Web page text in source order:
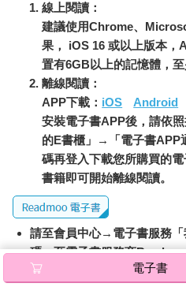
要不要把自己的重擔放在他人肩
問題。然而所有的父母在某種程
可以用捐贈的超人精子和傑出女
還是選擇自己生育。雖然愚笨會
是毅然決然生下了不聰明的孩子
邊緣化，但病態肥胖的父母卻還
母所生的孩子可能得設法面對長
這也沒阻止窮人生子。從收到產
意篩選生出與眾不同的孩子，兩
磯時報》指出：「特意生出有基
區，但對於某些身心障礙父母，
代表生下和自己一樣的孩子。」
年，有人調查了全美將近二百間
所承認曾運用此技術選用帶有身
中心在馬里蘭、維吉尼亞與賓州
士表示自己曾拒絕篩檢專選聽障
線上閱讀：
建議使用Chrome、
果， iOS 16 或以上版本，
置有6GB以上的記憶體，
離線閱讀：
APP下載： iOS
Android
安裝電子書APP後，請依
的E書櫃」→「電子書APP
碼再登入下載您所購買的
書籍即可開始離線閱讀。
請至會員中心→電子書服務
碼』至電子書服務商
退換貨須知：
電子書